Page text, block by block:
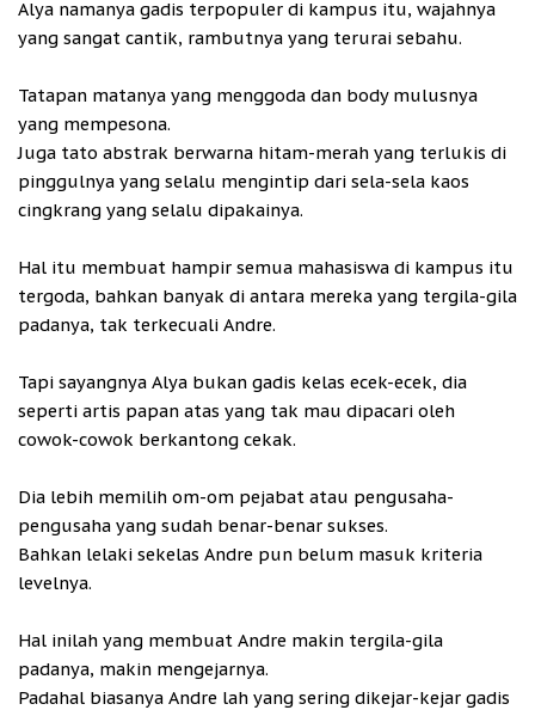
Alya namanya gadis terpopuler di kampus itu, wajahnya
yang sangat cantik, rambutnya yang terurai sebahu.
Tatapan matanya yang menggoda dan body mulusnya
yang mempesona.
Juga tato abstrak berwarna hitam-merah yang terlukis di
pinggulnya yang selalu mengintip dari sela-sela kaos
cingkrang yang selalu dipakainya.
Hal itu membuat hampir semua mahasiswa di kampus itu
tergoda, bahkan banyak di antara mereka yang tergila-gila
padanya, tak terkecuali Andre.
Tapi sayangnya Alya bukan gadis kelas ecek-ecek, dia
seperti artis papan atas yang tak mau dipacari oleh
cowok-cowok berkantong cekak.
Dia lebih memilih om-om pejabat atau pengusaha-
pengusaha yang sudah benar-benar sukses.
Bahkan lelaki sekelas Andre pun belum masuk kriteria
levelnya.
Hal inilah yang membuat Andre makin tergila-gila
padanya, makin mengejarnya.
Padahal biasanya Andre lah yang sering dikejar-kejar gadis